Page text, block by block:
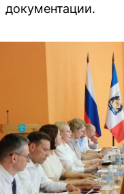
документации.